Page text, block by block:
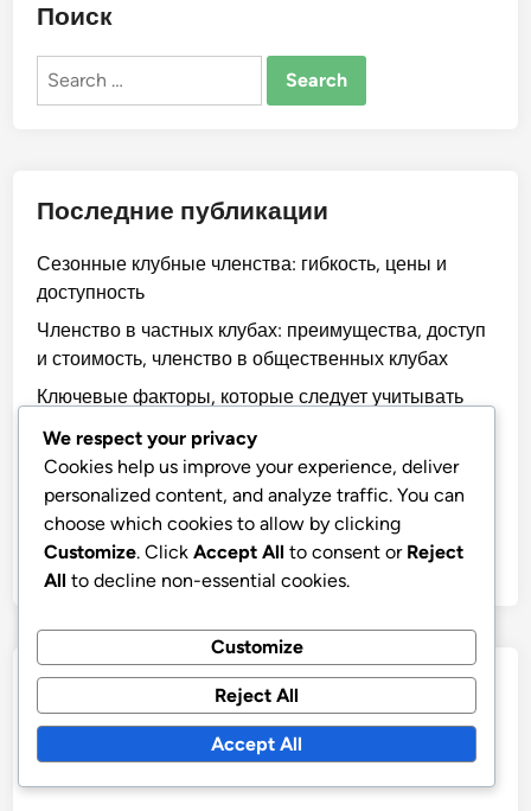
Поиск
Search
Последние публикации
Сезонные клубные членства: гибкость, цены и
доступность
Членство в частных клубах: преимущества, доступ
и стоимость, членство в общественных клубах
Ключевые факторы, которые следует учитывать
при выборе членства в спортивном клубе
Варианты продления членства в клубе: сравнение
выбора для долгосрочных участников
Переговоры по Продлению Членства в Клубе:
Стратегии для Лучших Условий
Архивы
We respect your privacy
Cookies help us improve your experience, deliver
personalized content, and analyze traffic. You can
choose which cookies to allow by clicking
Customize. Click Accept All to consent or Reject
All to decline non-essential cookies.
Customize
Reject All
Accept All